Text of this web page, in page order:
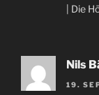
| Die
Nils
19.